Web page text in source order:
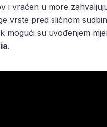
i vraćen u more
vrste pred sličnom
mogući su uvođenjem
.